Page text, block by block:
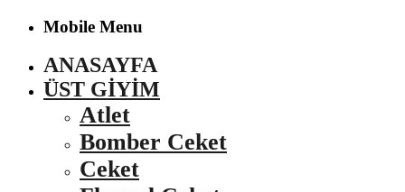
Mobile Menu
ANASAYFA
ÜST GIYIM
Atlet
Bomber Ceket
Ceket